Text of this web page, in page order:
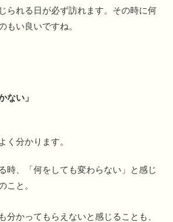
られる日が必ず訪れます。その時に何
もい良いですね。
ない」
く分かります。
時、「何をしても変わらない」と感じ
こと。
分かってもらえないと感じることも、